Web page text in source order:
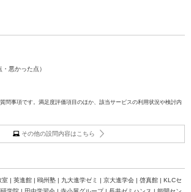
悪かった点）
問事項です。満足度評価項目のほか、該当サービスの利用状況や検討内
その他の設問内容はこちら
| 英進館 | 鴎州塾 | 九大進学ゼミ | 京大進学会 | 啓真館 | KLCセ